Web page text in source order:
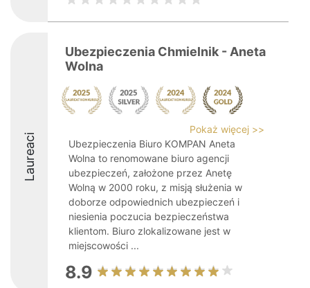
Laureaci
Ubezpieczenia Chmielnik - Aneta
Wolna
Pokaż więcej >>
Ubezpieczenia Biuro KOMPAN Aneta
Wolna to renomowane biuro agencji
ubezpieczeń, założone przez Anetę
Wolną w 2000 roku, z misją służenia w
doborze odpowiednich ubezpieczeń i
niesienia poczucia bezpieczeństwa
klientom. Biuro zlokalizowane jest w
miejscowości ...
8.9